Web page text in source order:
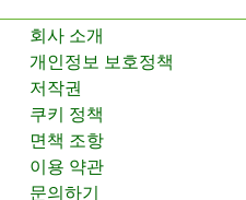
회사 소개
개인정보 보호정책
저작권
쿠키 정책
면책 조항
이용 약관
문의하기